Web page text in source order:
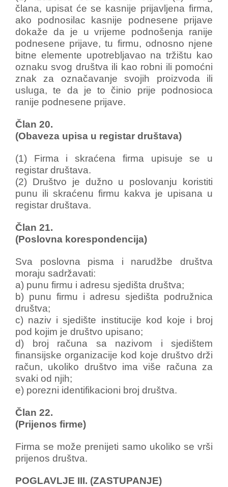
člana, upisat će se kasnije prijavljena firma,
ako podnosilac kasnije podnesene prijave
dokaže da je u vrijeme podnošenja ranije
podnesene prijave, tu firmu, odnosno njene
bitne elemente upotrebljavao na tržištu kao
oznaku svog društva ili kao robni ili pomoćni
znak za označavanje svojih proizvoda ili
usluga, te da je to činio prije podnosioca
ranije podnesene prijave.
Član 20.
(Obaveza upisa u registar društava)
(1) Firma i skraćena firma upisuje se u
registar društava.
(2) Društvo je dužno u poslovanju koristiti
punu ili skraćenu firmu kakva je upisana u
registar društava.
Član 21.
(Poslovna korespondencija)
Sva poslovna pisma i narudžbe društva
moraju sadržavati:
a) punu firmu i adresu sjedišta društva;
b) punu firmu i adresu sjedišta podružnica
društva;
c) naziv i sjedište institucije kod koje i broj
pod kojim je društvo upisano;
d) broj računa sa nazivom i sjedištem
finansijske organizacije kod koje društvo drži
račun, ukoliko društvo ima više računa za
svaki od njih;
e) porezni identifikacioni broj društva.
Član 22.
(Prijenos firme)
Firma se može prenijeti samo ukoliko se vrši
prijenos društva.
POGLAVLJE III. (ZASTUPANJE)